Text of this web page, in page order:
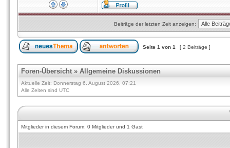
Beiträge der letzten Zeit anzeigen:
Seite 1 von 1 [ 2 Beiträge ]
Foren-Übersicht» Allgemeine Diskussionen
Aktuelle Zeit: Donnerstag 6. August 2026, 07:21
Alle Zeiten sind UTC
Mitglieder in diesem Forum: 0 Mitglieder und 1 Gast